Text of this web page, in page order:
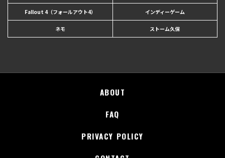
Fallout 4（フォールアウト4） インディーゲーム
ネモ ストーム久保
ABOUT
FAQ
PRIVACY POLICY